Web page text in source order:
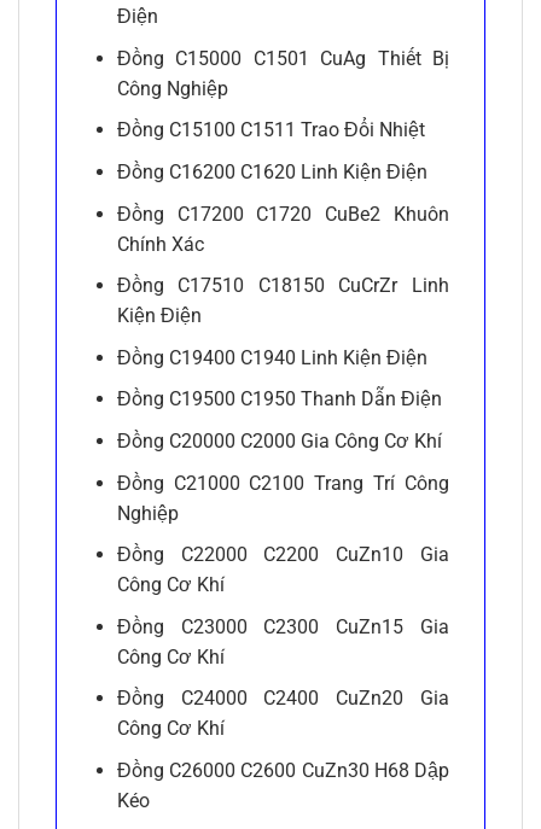
Điện
Đồng C15000 C1501 CuAg Thiết Bị
Công Nghiệp
Đồng C15100 C1511 Trao Đổi Nhiệt
Đồng C16200 C1620 Linh Kiện Điện
Đồng C17200 C1720 CuBe2 Khuôn
Chính Xác
Đồng C17510 C18150 CuCrZr Linh
Kiện Điện
Đồng C19400 C1940 Linh Kiện Điện
Đồng C19500 C1950 Thanh Dẫn Điện
Đồng C20000 C2000 Gia Công Cơ Khí
Đồng C21000 C2100 Trang Trí Công
Nghiệp
Đồng C22000 C2200 CuZn10 Gia
Công Cơ Khí
Đồng C23000 C2300 CuZn15 Gia
Công Cơ Khí
Đồng C24000 C2400 CuZn20 Gia
Công Cơ Khí
Đồng C26000 C2600 CuZn30 H68 Dập
Kéo